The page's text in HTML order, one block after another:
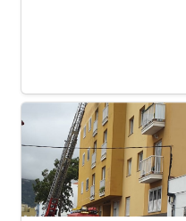
Bomberos de Tenerife en
Twitter: "🔴#BomberosTF
del Parque de Icod de Los
Vinos intervinieron esta
mañana en el